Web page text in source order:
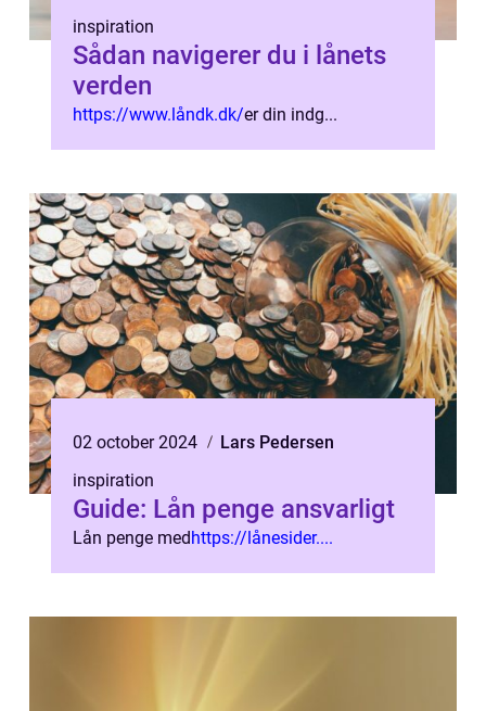
inspiration
Sådan navigerer du i lånets
verden
https://www.låndk.dk/er din indg...
02 october 2024
Lars Pedersen
inspiration
Guide: Lån penge ansvarligt
Lån penge medhttps://lånesider....